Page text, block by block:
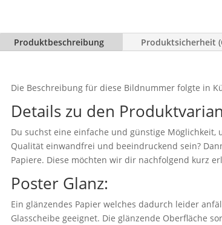
Produktbeschreibung Produktsicherheit
Die Beschreibung für diese Bildnummer folgte in
Details zu den
Du suchst eine einfache und günstige Möglichkeit,
Qualität einwandfrei und beeindruckend sein?
Papiere. Diese möchten wir dir nachfolgend kurz
Poster Glanz:
Ein glänzendes Papier welches dadurch leider
Glasscheibe geeignet. Die glänzende Oberfläche